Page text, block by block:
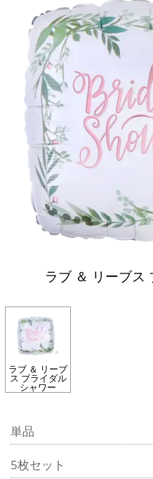
ラブ ＆ リーブス
ラブ ＆ リーブ
ス ブライダル
シャワー
単品
5枚セット